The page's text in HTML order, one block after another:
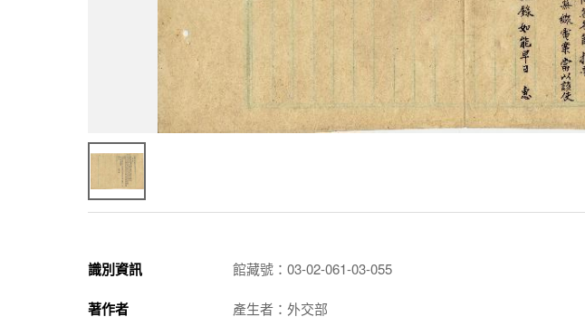
識別資訊 館藏號：03-02-061-03-055
著作者 產生者：外交部